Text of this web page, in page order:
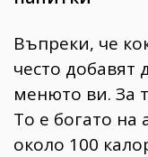
Въпреки, че
често добавят
менюто ви. За
То е богато
около 100